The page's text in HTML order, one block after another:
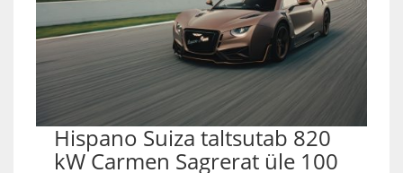
Hispano Suiza taltsutab 820
kW Carmen Sagrerat üle 100